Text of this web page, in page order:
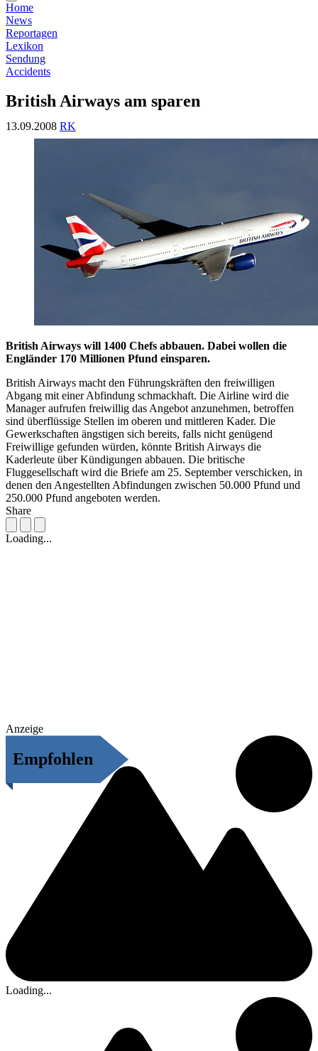
Home
News
Reportagen
Lexikon
Sendung
Accidents
British Airways am sparen
13.09.2008 RK
British Airways will 1400 Chefs abbauen. Dabei wollen die
Engländer 170 Millionen Pfund einsparen.
British Airways macht den Führungskräften den freiwilligen
Abgang mit einer Abfindung schmackhaft. Die Airline wird die
Manager aufrufen freiwillig das Angebot anzunehmen, betroffen
sind überflüssige Stellen im oberen und mittleren Kader. Die
Gewerkschaften ängstigen sich bereits, falls nicht genügend
Freiwillige gefunden würden, könnte British Airways die
Kaderleute über Kündigungen abbauen. Die britische
Fluggesellschaft wird die Briefe am 25. September verschicken, in
denen den Angestellten Abfindungen zwischen 50.000 Pfund und
250.000 Pfund angeboten werden.
Share
Loading...
Anzeige
Empfohlen
Loading...